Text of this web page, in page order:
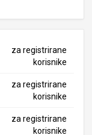
za registrirane
korisnike
za registrirane
korisnike
za registrirane
korisnike